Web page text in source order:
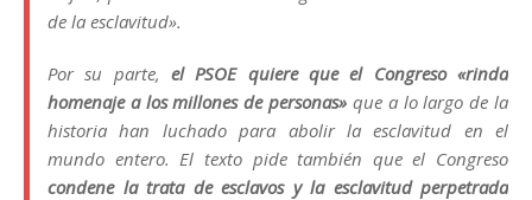
de la esclavitud».
Por su parte, el PSOE quiere que el Congreso «rinda
homenaje a los millones de personas» que a lo largo de la
historia han luchado para abolir la esclavitud en el
mundo entero. El texto pide también que el Congreso
condene la trata de esclavos y la esclavitud perpetrada